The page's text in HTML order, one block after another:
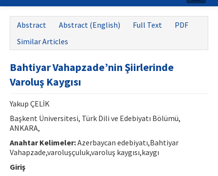
Journal Boards
Guides
Publication Policies
Writing Rules
Contact Us
ISSN: 1010-867X · e-ISSN: 2667-8713
Abstract Abstract (English) Full Text
PDF
Similar Articles
Bahtiyar Vahapzade’nin Şiirlerinde
Varoluş Kaygısı
Yakup ÇELİK
Başkent Üniversitesi, Türk Dili ve Edebiyatı Bölümü,
ANKARA,
Anahtar Kelimeler:Azerbaycan edebiyatı,Bahtiyar
Vahapzade,varoluşçuluk,varoluş kaygısı,kaygı
Giriş